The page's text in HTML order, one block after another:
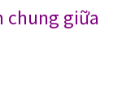
chung giữa